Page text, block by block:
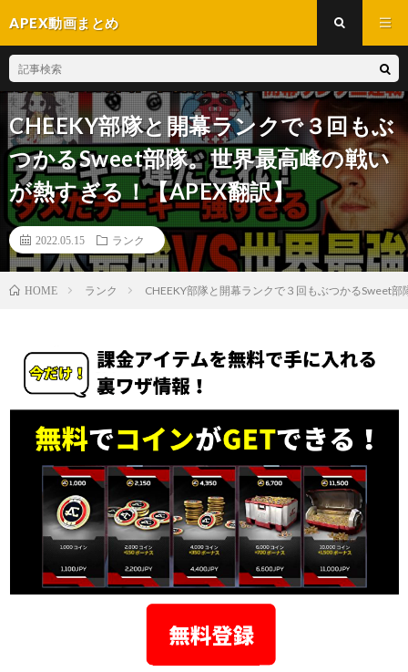
APEX動画まとめ
CHEEKY部隊と開幕ランクで３回もぶ
つかるSweet部隊。世界最高峰の戦い
が熱すぎる！【APEX翻訳】
2022.05.15 ランク
HOME ランク CHEEKY部隊と開幕ランクで３回もぶつかるSweet